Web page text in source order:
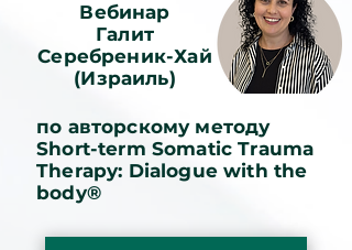
Вебинар
Галит
Серебреник-Хай
(Израиль)
по авторскому методу
Short-term Somatic Trauma
Therapy: Dialogue with the
body®